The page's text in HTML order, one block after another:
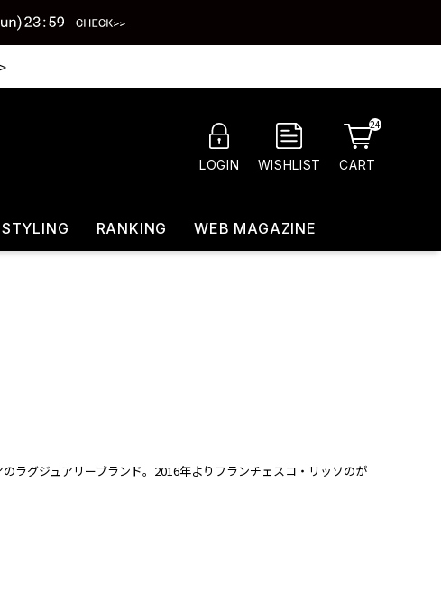
LOGIN WISHLIST CART
24
STYLING RANKING WEB MAGAZINE
ラグジュアリーブランド。2016年よりフランチェスコ・リッソのが